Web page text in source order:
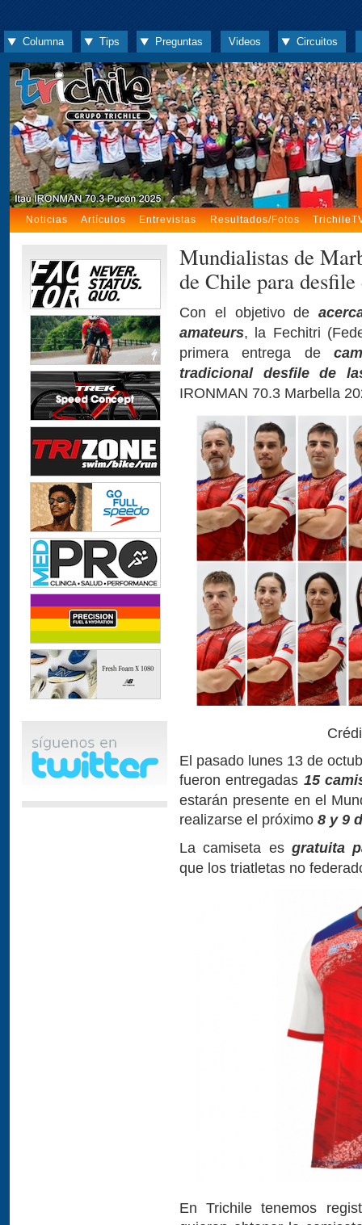
Columna Tips Preguntas Videos Circuitos
Noticias Artículos Entrevistas Resultados/Fotos
Mundialistas de
de Chile para desfile
Con el objetivo de
amateurs, la Fechitri
primera entrega de
tradicional desfile de
IRONMAN 70.3 Marbella
El pasado lunes 13 de
fueron entregadas 15
estarán presente en el
realizarse el próximo 8 y 9
La camiseta es gratuita
que los triatletas no
En Trichile tenemos